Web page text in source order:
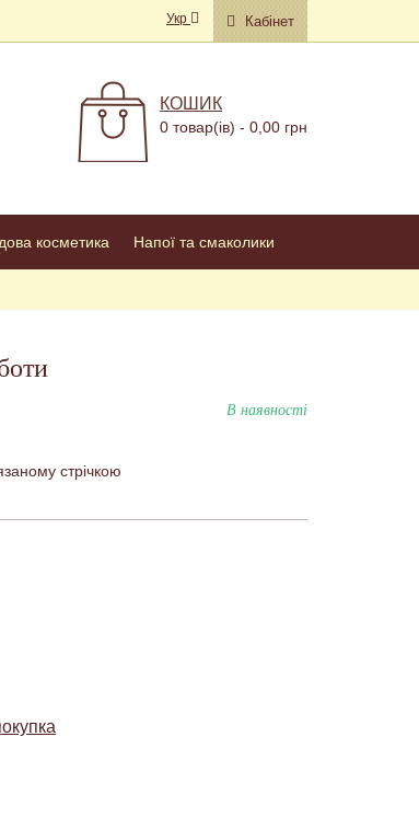
Кабінет
Укр
КОШИК
0 товар(ів) - 0,00 грн
косметика Напої та смаколики
В наявності
стрічкою